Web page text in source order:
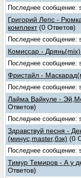
Последнее сообщение:
Григорий Лепс -
комплект (0 Ответов)
Последнее сообщение:
Комиссар -
Последнее сообщение:
Фристайл -
Последнее сообщение:
Лайма Вайкуле -
Ответов)
Последнее сообщение:
Здравствуй песня -
(минус,master,бэк) (0
Последнее сообщение:
Тимур Темиров - А у
Ответов)